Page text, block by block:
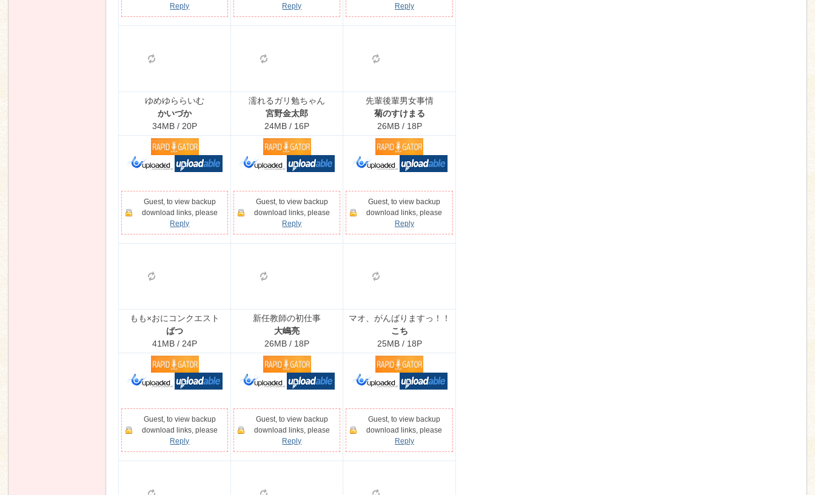
Reply
Reply
Reply
ゆめゆららいむ
かいづか
34MB / 20P
濡れるガリ勉ちゃん
宮野金太郎
24MB / 16P
先輩後輩男女事情
菊のすけまる
26MB / 18P
Guest, to view backup
download links, please
Reply
Guest, to view backup
download links, please
Reply
Guest, to view backup
download links, please
Reply
もも×おにコンクエスト
ばつ
41MB / 24P
新任教師の初仕事
大嶋亮
26MB / 18P
マオ、がんばりますっ！！
こち
25MB / 18P
Guest, to view backup
download links, please
Reply
Guest, to view backup
download links, please
Reply
Guest, to view backup
download links, please
Reply